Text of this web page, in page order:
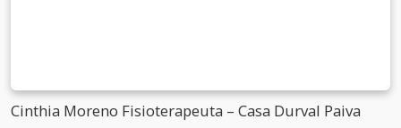
Cinthia Moreno Fisioterapeuta – Casa Durval Paiva